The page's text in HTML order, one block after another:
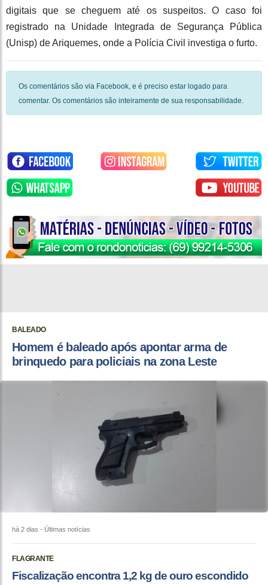
digitais que se cheguem até os suspeitos. O caso foi
registrado na Unidade Integrada de Segurança Pública
(Unisp) de Ariquemes, onde a Polícia Civil investiga o furto.
Os comentários são via Facebook, e é preciso estar logado para
comentar. Os comentários são inteiramente de sua responsabilidade.
BALEADO
Homem é baleado após apontar arma de
brinquedo para policiais na zona Leste
há 2 dias - Últimas notícias
FLAGRANTE
Fiscalização encontra 1,2 kg de ouro escondido